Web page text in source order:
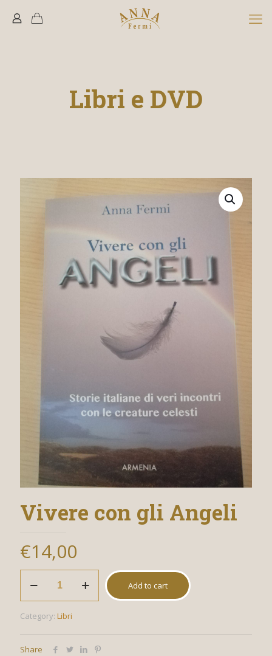
Libri e DVD
Vivere con gli Angeli
€14,00
con
quantity
Add to cart
Category: Libri
Share